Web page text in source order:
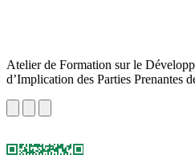
Atelier de Formation sur le
d’Implication des Parties Prenantes